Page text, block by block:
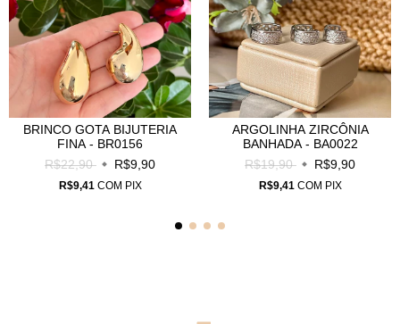
BRINCO GOTA BIJUTERIA
FINA - BR0156
R$22,90
R$9,90
R$9,41 COM PIX
ARGOLINHA ZIRCÔNIA
BANHADA - BA0022
R$19,90
R$9,90
R$9,41 COM PIX